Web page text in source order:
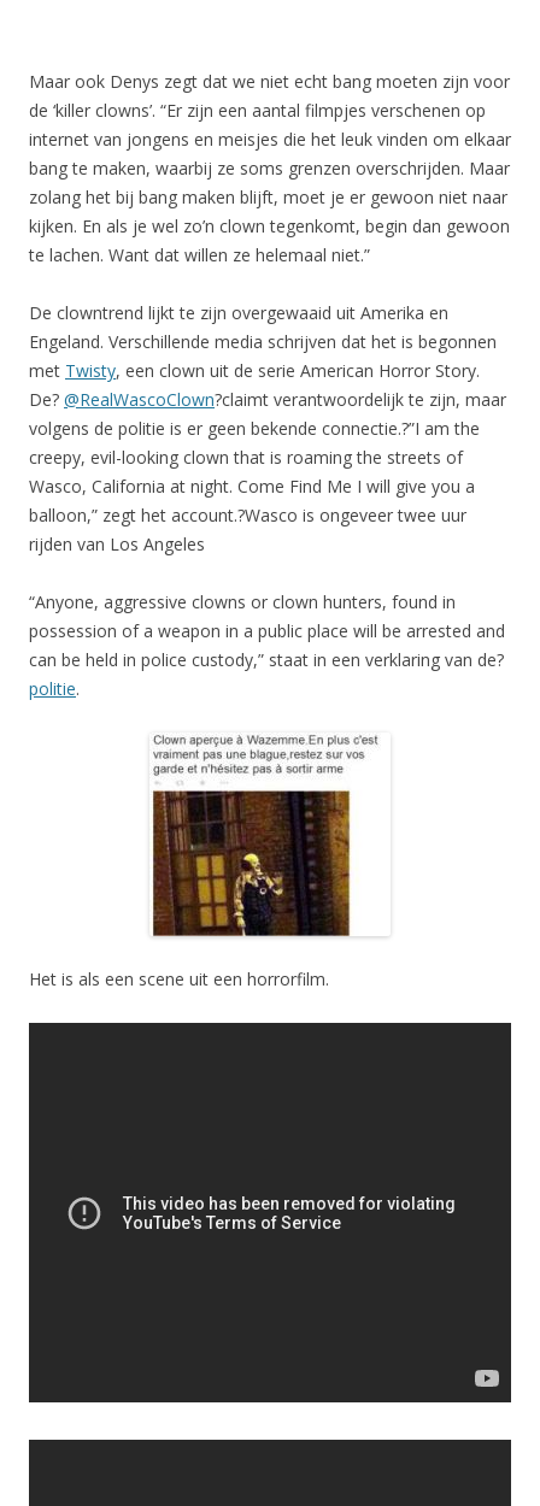
Maar ook Denys zegt dat we niet echt bang moeten zijn voor
de ‘killer clowns’. “Er zijn een aantal filmpjes verschenen op
internet van jongens en meisjes die het leuk vinden om elkaar
bang te maken, waarbij ze soms grenzen overschrijden. Maar
zolang het bij bang maken blijft, moet je er gewoon niet naar
kijken. En als je wel zo’n clown tegenkomt, begin dan gewoon
te lachen. Want dat willen ze helemaal niet.”
De clowntrend lijkt te zijn overgewaaid uit Amerika en
Engeland. Verschillende media schrijven dat het is begonnen
met Twisty, een clown uit de serie American Horror Story.
De? @RealWascoClown?claimt verantwoordelijk te zijn, maar
volgens de politie is er geen bekende connectie.?”I am the
creepy, evil-looking clown that is roaming the streets of
Wasco, California at night. Come Find Me I will give you a
balloon,” zegt het account.?Wasco is ongeveer twee uur
rijden van Los Angeles
“Anyone, aggressive clowns or clown hunters, found in
possession of a weapon in a public place will be arrested and
can be held in police custody,” staat in een verklaring van de?
politie.
Het is als een scene uit een horrorfilm.